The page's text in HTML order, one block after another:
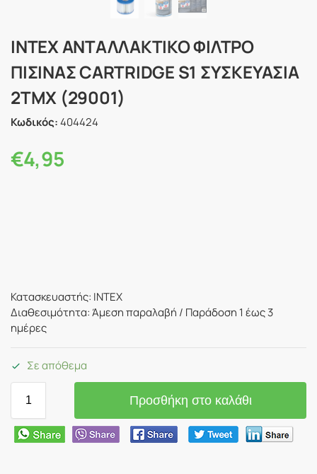
INTEX ΑΝΤΑΛΛΑΚΤΙΚΟ ΦΙΛΤΡΟ
ΠΙΣΙΝΑΣ CARTRIDGE S1 ΣΥΣΚΕΥΑΣΊΑ
2ΤΜΧ (29001)
Κωδικός:404424
€4,95
Κατασκευαστής: INTEX
Διαθεσιμότητα: Άμεση παραλαβή / Παράδoση 1 έως 3
ημέρες
Σε απόθεμα
Προσθήκη στο καλάθι